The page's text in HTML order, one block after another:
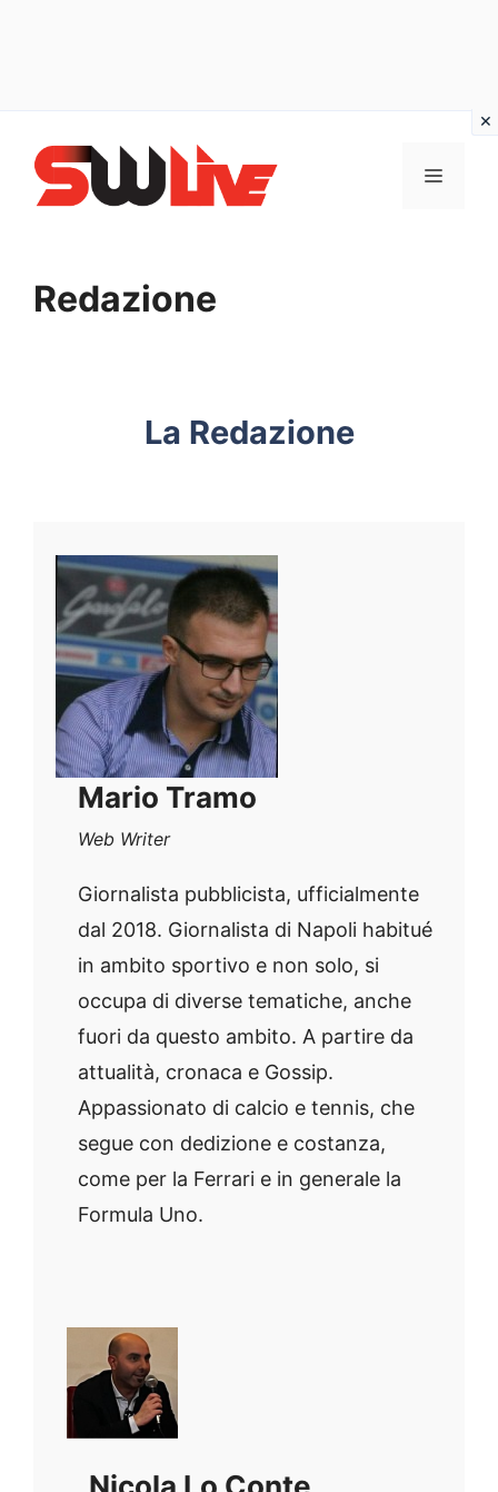
contenuto
MENU
Redazione
La Redazione
Mario Tramo
Web Writer
Giornalista pubblicista, ufficialmente
dal 2018. Giornalista di Napoli habitué
in ambito sportivo e non solo, si
occupa di diverse tematiche, anche
fuori da questo ambito. A partire da
attualità, cronaca e Gossip.
Appassionato di calcio e tennis, che
segue con dedizione e costanza,
come per la Ferrari e in generale la
Formula Uno.